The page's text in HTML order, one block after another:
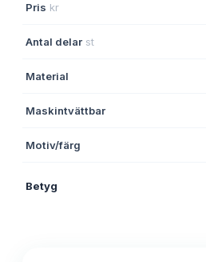
Pris kr
Antal delar st
Material
Maskintvättbar
Motiv/färg
Betyg